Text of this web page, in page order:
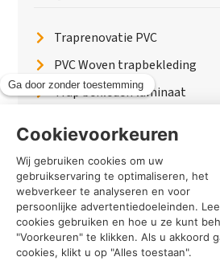
Traprenovatie PVC
PVC Woven trapbekleding
Trap bekleden laminaat
Traptreden beton
Traptreden leer
PaintWood
Trapverlichting
PVC Vloer